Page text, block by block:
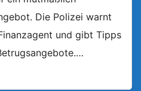
Die Polizei warnt
und gibt Tipps